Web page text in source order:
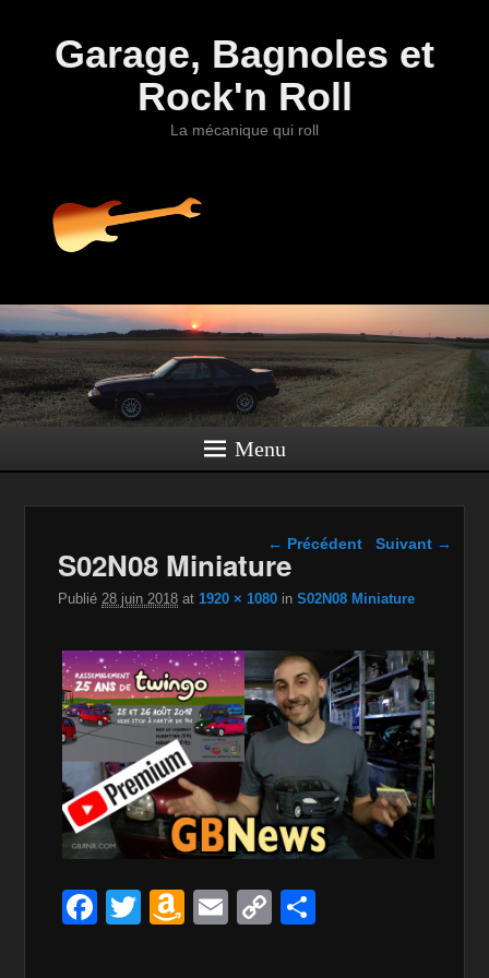
Garage, Bagnoles et
Rock'n Roll
La mécanique qui roll
Menu
Navigation dans les
← Précédent Suivant →
S02N08 Miniature
Publié 28 juin 2018 at 1920 × 1080 inS02N08 Miniature
F
T
A
E
C